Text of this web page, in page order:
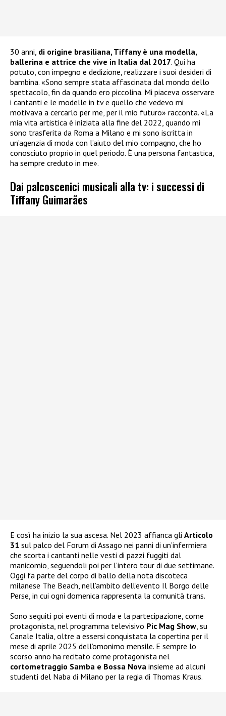
30 anni, di origine brasiliana, Tiffany è una modella,
ballerina e attrice che vive in Italia dal 2017. Qui ha
potuto, con impegno e dedizione, realizzare i suoi desideri di
bambina. «Sono sempre stata affascinata dal mondo dello
spettacolo, fin da quando ero piccolina. Mi piaceva osservare
i cantanti e le modelle in tv e quello che vedevo mi
motivava a cercarlo per me, per il mio futuro» racconta. «La
mia vita artistica è iniziata alla fine del 2022, quando mi
sono trasferita da Roma a Milano e mi sono iscritta in
un’agenzia di moda con l’aiuto del mio compagno, che ho
conosciuto proprio in quel periodo. È una persona fantastica,
ha sempre creduto in me».
Dai palcoscenici musicali alla tv: i successi di
Tiffany Guimarães
E così ha inizio la sua ascesa. Nel 2023 affianca gli Articolo
31 sul palco del Forum di Assago nei panni di un’infermiera
che scorta i cantanti nelle vesti di pazzi fuggiti dal
manicomio, seguendoli poi per l’intero tour di due settimane.
Oggi fa parte del corpo di ballo della nota discoteca
milanese The Beach, nell’ambito dell’evento Il Borgo delle
Perse, in cui ogni domenica rappresenta la comunità trans.
Sono seguiti poi eventi di moda e la partecipazione, come
protagonista, nel programma televisivo Pic Mag Show , su
Canale Italia, oltre a essersi conquistata la copertina per il
mese di aprile 2025 dell’omonimo mensile. E sempre lo
scorso anno ha recitato come protagonista nel
cortometraggio Samba e Bossa Nova insieme ad alcuni
studenti del Naba di Milano per la regia di Thomas Kraus.